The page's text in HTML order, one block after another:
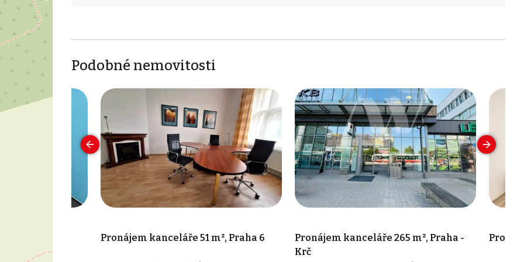
Podobné nemovitosti
Pronájem kanceláře 51 m², Praha 6
Pronájem kanceláře 265 m², Praha -
Krč